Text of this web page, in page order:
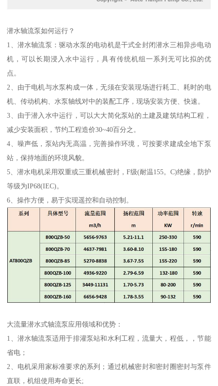
潜水轴流泵如何运行？
1、潜水轴流泵：驱动水泵的电动机是干式全封闭潜水三相异步电动
机，可以长期浸入水中运行，具有传统机组一系列无可比拟的优
点。
2、由于电机与水泵构成一体，无须在安装现场进行耗工、耗时的电
机、传动机构、水泵轴线对中的装配工序，现场安装方便、快速。
3、由于潜入水中运行，可以大大简化泵站的土建及建筑结构工程，
减少安装面积，节约工程造价30~40百分之。
4、噪声低，泵站内无高温，完善操作环境，可按要求建成全地下泵
站，保持地面的环境风貌。
5、潜水电机采用双重或三重机械密封，F级(耐温155。C)绝缘，防护
等级为IP68(IEC)。
6、操作方便，易于实现遥控和自动控制。
大流量潜水式轴流泵应用领域和优势：
1、潜水轴流泵适用于排灌泵站和水利工程，流量大，程低，，节能
省电；
2、电机采用家标准要求的系列；通过机械密封和密封圈密封与泵件
直联，机组使用寿命更长;